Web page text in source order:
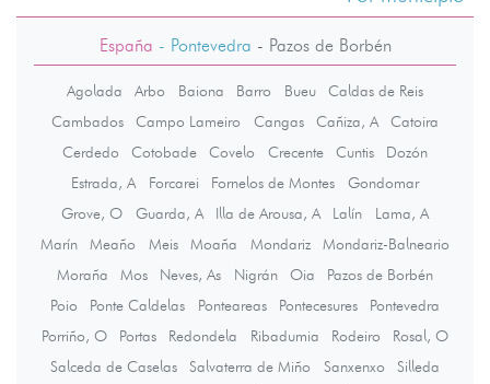
España - Pontevedra - Pazos de Borbén
Agolada Arbo Baiona Barro Bueu
Caldas de Reis
Cambados
Campo Lameiro Cangas Cañiza, A
Catoira
Cerdedo
Cotobade Covelo Crecente Cuntis
Dozón
Estrada, A
Forcarei Fornelos de Montes
Gondomar
Grove, O
Guarda, A Illa de Arousa, A Lalín
Lama, A
Marín
Meaño Meis Moaña Mondariz
Mondariz-Balneario
Moraña
Mos Neves, As Nigrán Oia
Pazos de Borbén
Poio
Ponte Caldelas Ponteareas Pontecesures
Pontevedra
Porriño, O
Portas Redondela Ribadumia Rodeiro
Rosal, O
Salceda de Caselas
Salvaterra de Miño Sanxenxo
Silleda